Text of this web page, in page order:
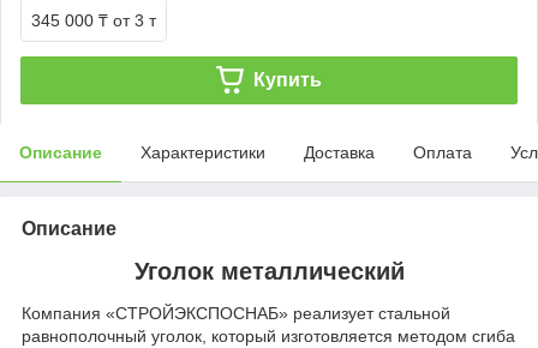
345 000 ₸ от 3 т
Купить
Описание Характеристики Доставка Оплата
Описание
Уголок металлический
Компания «СТРОЙЭКСПОСНАБ» реализует стальной
равнополочный уголок, который изготовляется методом сгиба